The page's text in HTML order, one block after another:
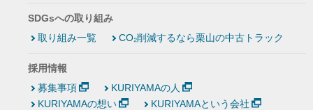
SDGsへの取り組み
取り組み一覧
CO₂削減するなら栗山の中古トラック
採用情報
募集事項
KURIYAMAの人
KURIYAMAの想い
KURIYAMAという会社